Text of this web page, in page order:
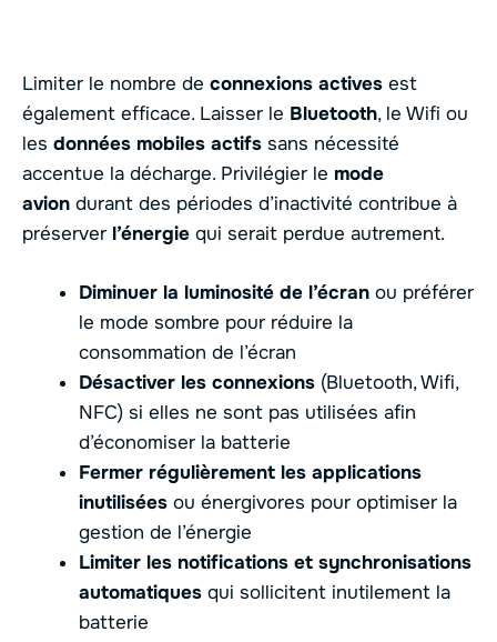
Limiter le nombre de connexions actives est
également efficace. Laisser le Bluetooth, le Wifi ou
les données mobiles actifs sans nécessité
accentue la décharge. Privilégier le mode
avion durant des périodes d’inactivité contribue à
préserver l’énergie qui serait perdue autrement.
Diminuer la luminosité de l’écran ou préférer
le mode sombre pour réduire la
consommation de l’écran
Désactiver les connexions (Bluetooth, Wifi,
NFC) si elles ne sont pas utilisées afin
d’économiser la batterie
Fermer régulièrement les applications
inutilisées ou énergivores pour optimiser la
gestion de l’énergie
Limiter les notifications et synchronisations
automatiques qui sollicitent inutilement la
batterie